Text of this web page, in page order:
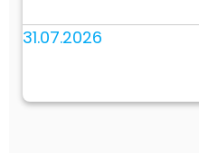
31.07.2026